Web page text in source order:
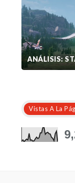
ANÁLISIS:
Vistas A La